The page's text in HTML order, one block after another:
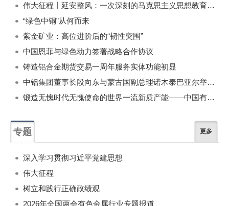
伟大征程丨延安整风：一次深刻的马克思主义思想教育运动
“绿色中铜”从何而来
紫金矿业：高位进阶后的“韧性突围”
中国恩菲与绿色动力签署战略合作协议
铸造铝合金期货交易一周年服务实体功能初显
中铝集团董事长段向东与蒙古国副总理诺木泰巴亚尔举行会谈
锻造无愧时代无愧使命的世界一流新质产能——中国有色金属工业的战略应对与破局之道（二）
专题 更多
深入学习贯彻习近平党建思想
伟大征程
树立和践行正确政绩观
2026年全国两会有色金属行业专题报道